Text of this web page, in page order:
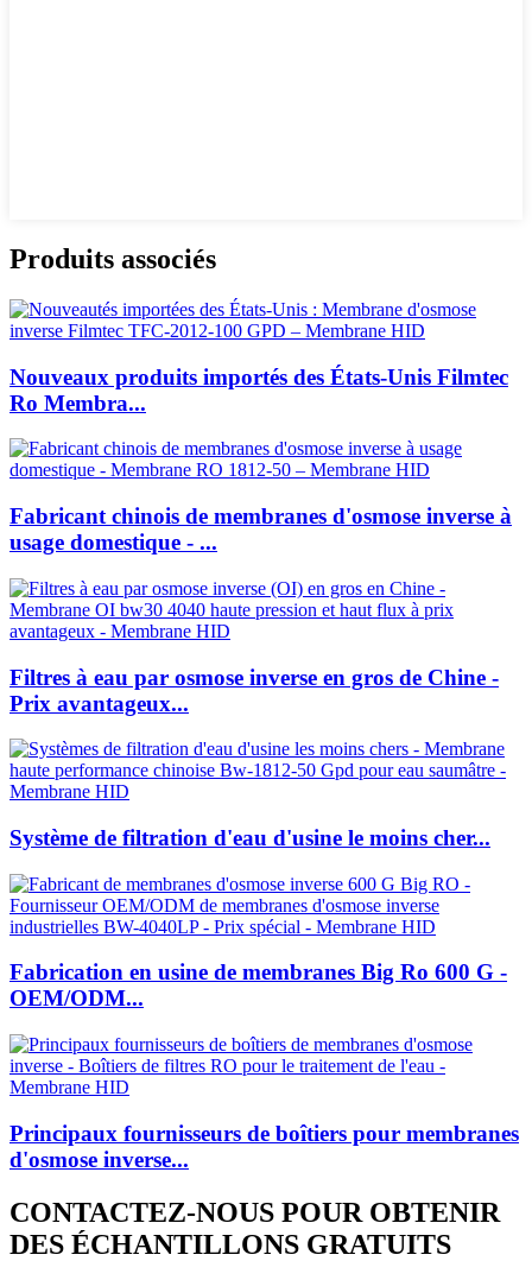
Produits associés
Nouveaux produits importés des États-Unis Filmtec
Ro Membra...
Fabricant chinois de membranes d'osmose inverse à
usage domestique - ...
Filtres à eau par osmose inverse en gros de Chine -
Prix avantageux...
Système de filtration d'eau d'usine le moins cher...
Fabrication en usine de membranes Big Ro 600 G -
OEM/ODM...
Principaux fournisseurs de boîtiers pour membranes
d'osmose inverse...
CONTACTEZ-NOUS POUR OBTENIR
DES ÉCHANTILLONS GRATUITS